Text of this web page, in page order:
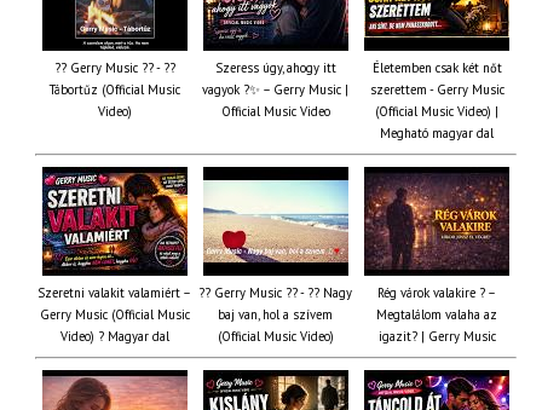
?? Gerry Music ?? - ??
Tábortűz (Official Music
Video)
Szeress úgy, ahogy itt
vagyok ?✨ – Gerry Music |
Official Music Video
Életemben csak két nőt
szerettem - Gerry Music
(Official Music Video) |
Megható magyar dal
Szeretni valakit valamiért –
Gerry Music (Official Music
Video) ? Magyar dal
?? Gerry Music ?? - ?? Nagy
baj van, hol a szívem
(Official Music Video)
Rég várok valakire ? –
Megtalálom valaha az
igazit? | Gerry Music